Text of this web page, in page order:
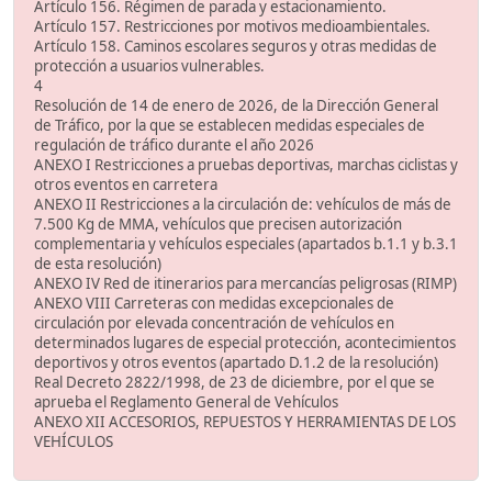
Artículo 156. Régimen de parada y estacionamiento.
Artículo 157. Restricciones por motivos medioambientales.
Artículo 158. Caminos escolares seguros y otras medidas de
protección a usuarios vulnerables.
4
Resolución de 14 de enero de 2026, de la Dirección General
de Tráfico, por la que se establecen medidas especiales de
regulación de tráfico durante el año 2026
ANEXO I Restricciones a pruebas deportivas, marchas ciclistas y
otros eventos en carretera
ANEXO II Restricciones a la circulación de: vehículos de más de
7.500 Kg de MMA, vehículos que precisen autorización
complementaria y vehículos especiales (apartados b.1.1 y b.3.1
de esta resolución)
ANEXO IV Red de itinerarios para mercancías peligrosas (RIMP)
ANEXO VIII Carreteras con medidas excepcionales de
circulación por elevada concentración de vehículos en
determinados lugares de especial protección, acontecimientos
deportivos y otros eventos (apartado D.1.2 de la resolución)
Real Decreto 2822/1998, de 23 de diciembre, por el que se
aprueba el Reglamento General de Vehículos
ANEXO XII ACCESORIOS, REPUESTOS Y HERRAMIENTAS DE LOS
VEHÍCULOS